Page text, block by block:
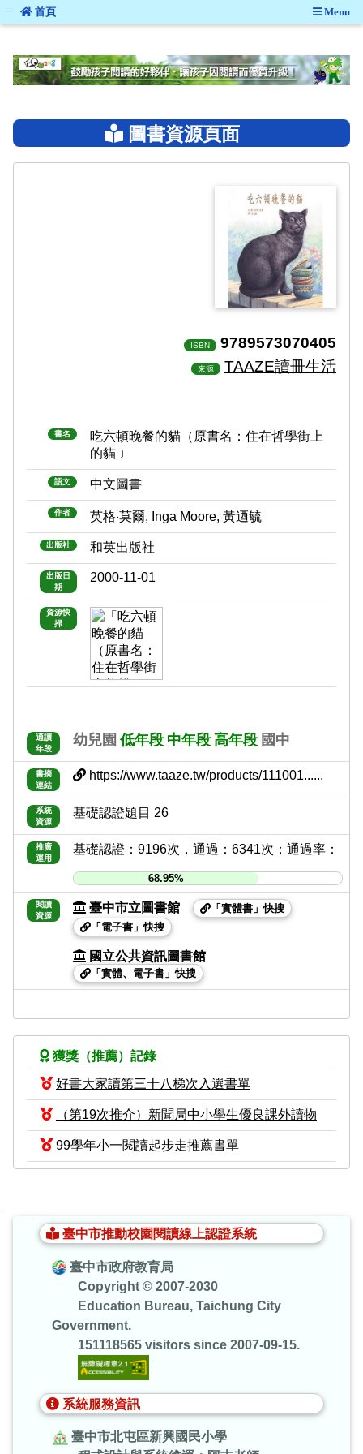
::: 首頁 Menu
圖書資源頁面
ISBN 9789573070405
來源 TAAZE讀冊生活
書名
吃六頓晚餐的貓（原書名：住在哲學街上
的貓﹞
語文 中文圖書
作者 英格‧莫爾, Inga Moore, 黃迺毓
出版社 和英出版社
出版日
期
2000-11-01
資源快
掃
適讀
年段
幼兒園 低年段 中年段 高年段 國中
書摘
連結
https://www.taaze.tw/products/111001......
系統
資源
基礎認證題目 26
推廣
運用
基礎認證：9196次，通過：6341次；通過率：
68.95%
閱讀
資源
臺中市立圖書館
「實體書」快搜
「電子書」快搜
國立公共資訊圖書館
「實體、電子書」快搜
獲獎（推薦）記錄
好書大家讀第三十八梯次入選書單
（第19次推介）新聞局中小學生優良課外讀物
99學年小一閱讀起步走推薦書單
臺中市推動校園閱讀線上認證系統
臺中市政府教育局
Copyright © 2007-2030
Education Bureau, Taichung City
Government.
151118565 visitors since 2007-09-15.
系統服務資訊
臺中市北屯區新興國民小學